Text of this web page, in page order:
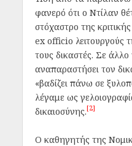
φανερό ότι ο Ντίλαν
στόχαστρο της
ex officio λειτουργούς
τους δικαστές. Σε άλλο
αναπαραστήσει τον
«βαδίζει πάνω σε
λέγαμε ως
δικαιοσύνης.[2]
Ο καθηγητής της